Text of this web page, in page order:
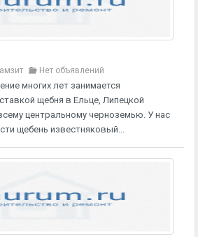
Нет объявлений
многих лет занимается
щебня в Ельце, Липецкой
центральному черноземью. У нас
щебень известняковый...